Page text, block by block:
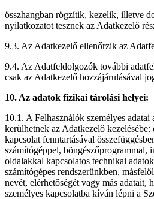
összhangban rögzítik, kezelik, illetve
nyilatkozatot tesznek az Adatkezelő
9.3. Az Adatkezelő ellenőrzik az
9.4. Az Adatfeldolgozók további
csak az Adatkezelő hozzájárulásával
10. Az adatok fizikai tárolási helyei:
10.1. A Felhasználók személyes
kerülhetnek az Adatkezelő
kapcsolat fenntartásával
számítógéppel, böngészőprogrammal,
oldalakkal kapcsolatos technikai
számítógépes rendszerünkben,
nevét, elérhetőségét vagy más adatait,
személyes kapcsolatba kíván lépni a